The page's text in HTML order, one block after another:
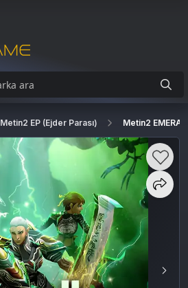
Metin2 EP (Ejder Parası) Metin2